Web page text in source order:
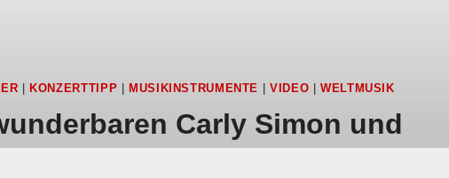
KONZERTTIPP MUSIKINSTRUMENTE |VIDEO |WELTMUSIK
Carly Simon und